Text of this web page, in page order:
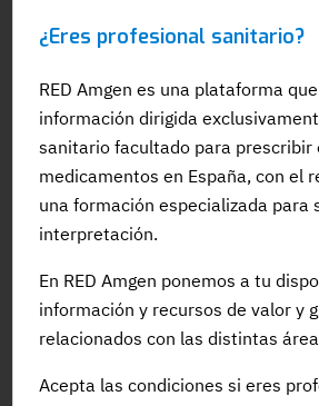
¿Eres profesional sanitario?
RED Amgen es una plataforma
información dirigida
sanitario facultado para prescribir
medicamentos en España, con el
una formación especializada para
interpretación.
En RED Amgen ponemos a tu
información y recursos de valor y
relacionados con las distintas
Acepta las condiciones si eres
Una nueva guía estructura y
la realidad virtual en salud
#Wearable
#Guias